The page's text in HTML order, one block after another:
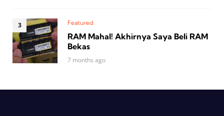
Featured
RAM Mahal! Akhirnya Saya Beli RAM
Bekas
7 months ago